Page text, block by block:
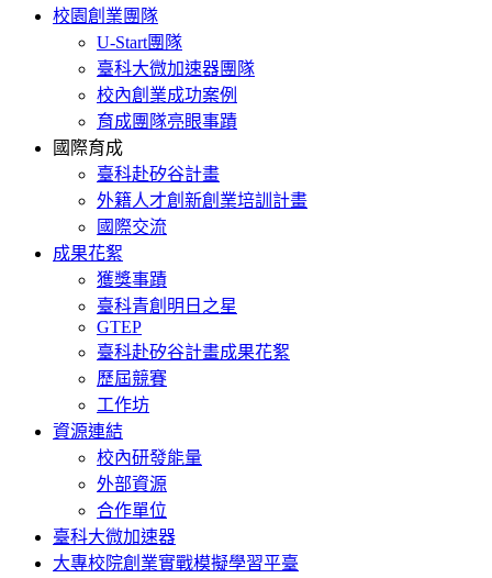
校園創業團隊
U-Start團隊
臺科大微加速器團隊
校內創業成功案例
育成團隊亮眼事蹟
國際育成
臺科赴矽谷計畫
外籍人才創新創業培訓計畫
國際交流
成果花絮
獲獎事蹟
臺科青創明日之星
GTEP
臺科赴矽谷計畫成果花絮
歷屆競賽
工作坊
資源連結
校內研發能量
外部資源
合作單位
臺科大微加速器
大專校院創業實戰模擬學習平臺